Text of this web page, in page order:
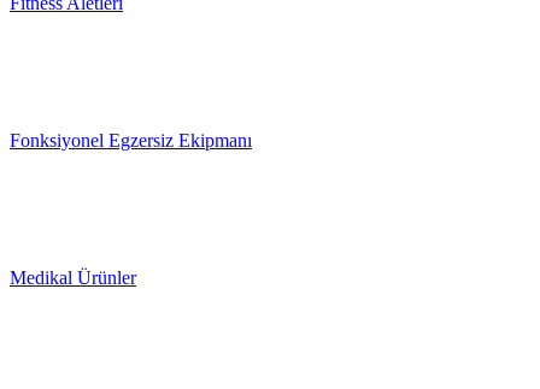
Fonksiyonel Egzersiz Ekipmanı
Medikal Ürünler